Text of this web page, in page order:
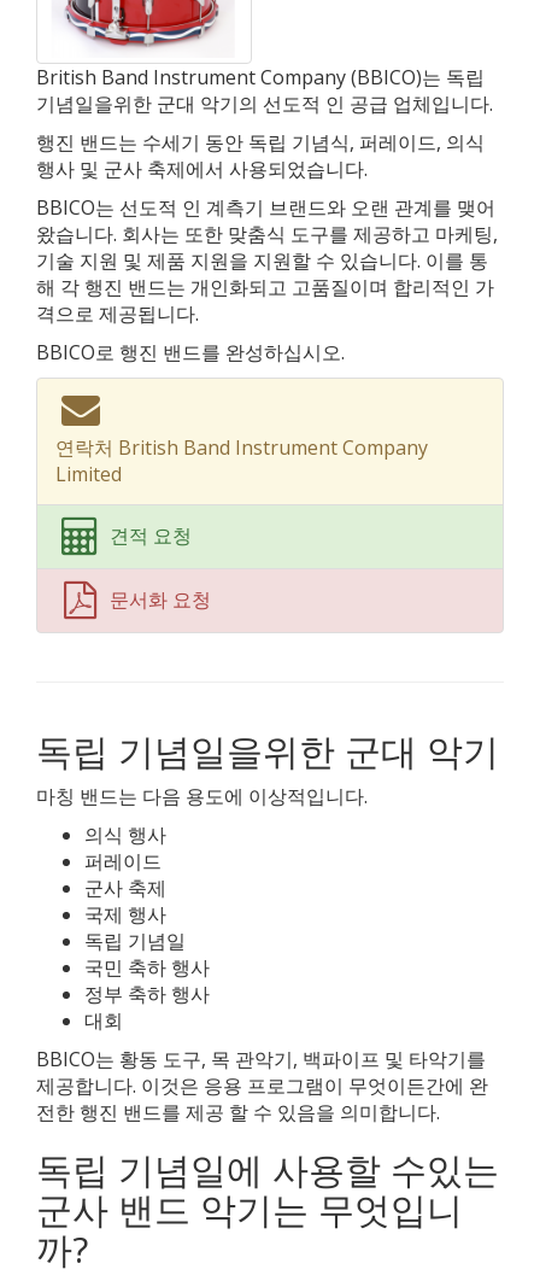
British Band Instrument Company (BBICO)는 독립
기념일을위한 군대 악기의 선도적 인 공급 업체입니다.
행진 밴드는 수세기 동안 독립 기념식, 퍼레이드, 의식
행사 및 군사 축제에서 사용되었습니다.
BBICO는 선도적 인 계측기 브랜드와 오랜 관계를 맺어
왔습니다. 회사는 또한 맞춤식 도구를 제공하고 마케팅,
기술 지원 및 제품 지원을 지원할 수 있습니다. 이를 통
해 각 행진 밴드는 개인화되고 고품질이며 합리적인 가
격으로 제공됩니다.
BBICO로 행진 밴드를 완성하십시오.
연락처 British Band Instrument Company
Limited
견적 요청
문서화 요청
독립 기념일을위한 군대 악기
마칭 밴드는 다음 용도에 이상적입니다.
의식 행사
퍼레이드
군사 축제
국제 행사
독립 기념일
국민 축하 행사
정부 축하 행사
대회
BBICO는 황동 도구, 목 관악기, 백파이프 및 타악기를
제공합니다. 이것은 응용 프로그램이 무엇이든간에 완
전한 행진 밴드를 제공 할 수 있음을 의미합니다.
독립 기념일에 사용할 수있는
군사 밴드 악기는 무엇입니
까?